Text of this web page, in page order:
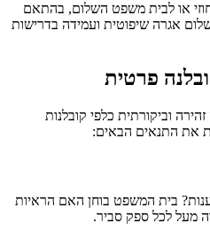
או לבית משפט השלום, בהתאם
אגרה שיפוטית ועמידה בדרישות
פרטית
וביקורתית כלפי קובלנות
את התנאים הבאים:
בית המשפט בוחן האם הראיות
מעל לכל ספק סביר.